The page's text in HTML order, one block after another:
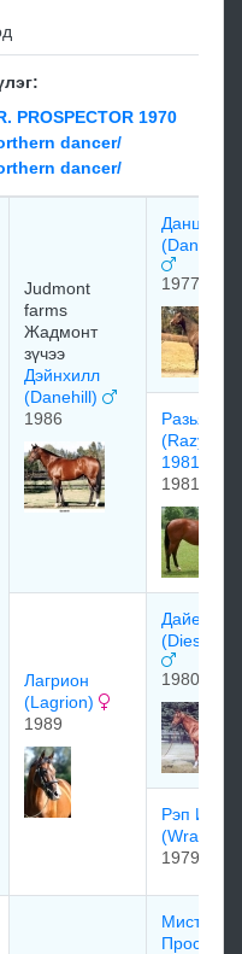
PROSPECTOR 1970
dancer/
dancer/
Judmont
farms
Жадмонт
зүчээ
Дэйнхилл
(Danehill)
1986
Данциг
(Danzig
1977
Рaзьянa
(Razyana
1981)
1981
Лагрион
(Lagrion)
1989
Дaйезис
(Diesis
1980
Pэп Ит Ап
(Wrap It
1979
Мистер